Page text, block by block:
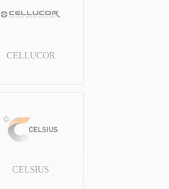
CELLUCOR
CELSIUS